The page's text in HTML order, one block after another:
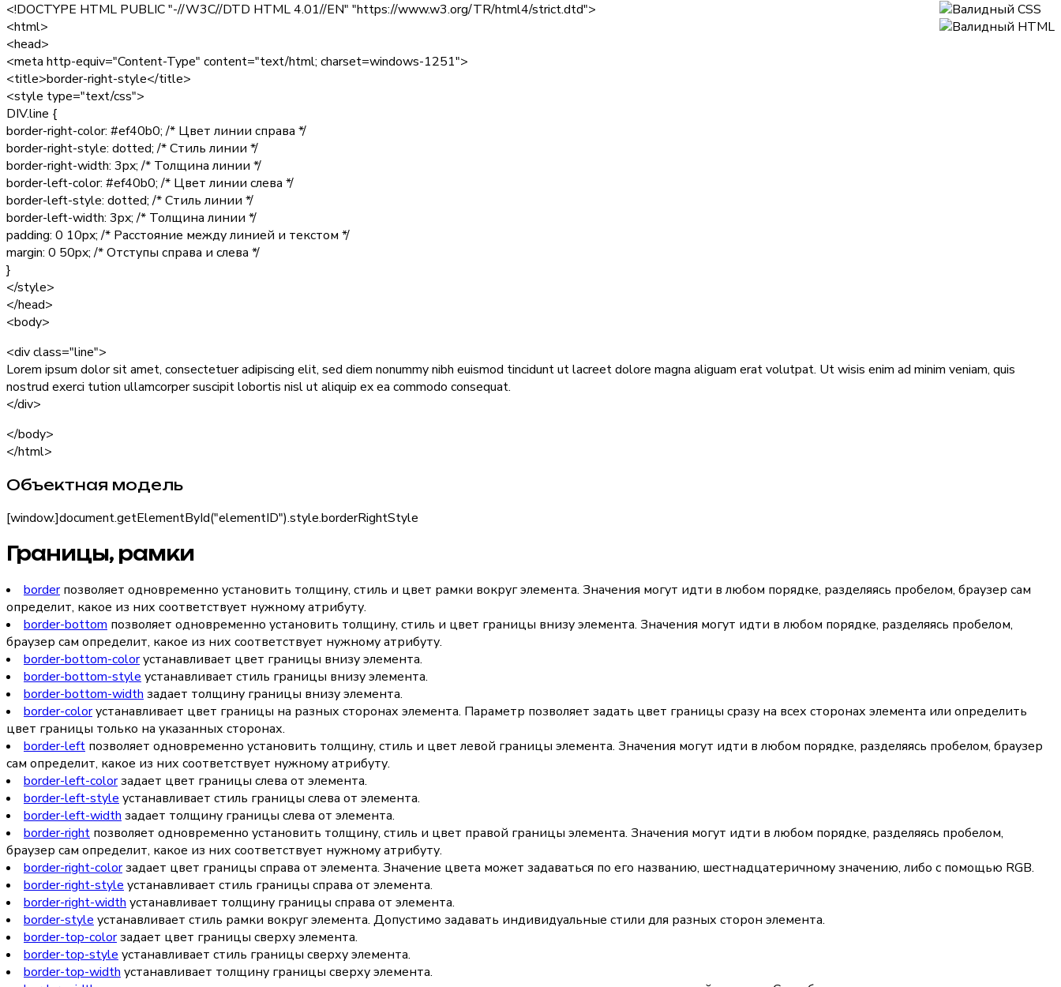
<!DOCTYPE HTML PUBLIC "-//W3C//DTD HTML 4.01//EN" "https://www.w3.org/TR/html4/strict.dtd">
<html>
<head>
<meta http-equiv="Content-Type" content="text/html; charset=windows-1251">
<title>border-right-style</title>
<style type="text/css">
DIV.line {
border-right-color: #ef40b0;/* Цвет линии справа */
border-right-style: dotted;/* Стиль линии */
border-right-width: 3px;/* Толщина линии */
border-left-color: #ef40b0;/* Цвет линии слева */
border-left-style: dotted;/* Стиль линии */
border-left-width: 3px;/* Толщина линии */
padding: 0 10px;/* Расстояние между линией и текстом */
margin: 0 50px;/* Отступы справа и слева */
}
</style>
</head>
<body>
<div class="line">
Lorem ipsum dolor sit amet, consectetuer adipiscing elit, sed diem nonummy nibh euismod tincidunt ut lacreet dolore magna aliguam erat volutpat. Ut wisis enim ad minim veniam, quis
nostrud exerci tution ullamcorper suscipit lobortis nisl ut aliquip ex ea commodo consequat.
</div>
</body>
</html>
Объектная модель
[window.]document.getElementById("elementID").style.borderRightStyle
Границы, рамки
borderпозволяет одновременно установить толщину, стиль и цвет рамки вокруг элемента. Значения могут идти в любом порядке, разделяясь пробелом, браузер сам
определит, какое из них соответствует нужному атрибуту.
border-bottom позволяет одновременно установить толщину, стиль и цвет границы внизу элемента. Значения могут идти в любом порядке, разделяясь пробелом,
браузер сам определит, какое из них соответствует нужному атрибуту.
border-bottom-colorустанавливает цвет границы внизу элемента.
border-bottom-style устанавливает стиль границы внизу элемента.
border-bottom-width задает толщину границы внизу элемента.
border-colorустанавливает цвет границы на разных сторонах элемента. Параметр позволяет задать цвет границы сразу на всех сторонах элемента или определить
цвет границы только на указанных сторонах.
border-left позволяет одновременно установить толщину, стиль и цвет левой границы элемента. Значения могут идти в любом порядке, разделяясь пробелом, браузер
сам определит, какое из них соответствует нужному атрибуту.
border-left-colorзадает цвет границы слева от элемента.
border-left-style устанавливает стиль границы слева от элемента.
border-left-width задает толщину границы слева от элемента.
border-right позволяет одновременно установить толщину, стиль и цвет правой границы элемента. Значения могут идти в любом порядке, разделяясь пробелом,
браузер сам определит, какое из них соответствует нужному атрибуту.
border-right-colorзадает цвет границы справа от элемента. Значение цвета может задаваться по его названию, шестнадцатеричному значению, либо с помощью RGB.
border-right-style устанавливает стиль границы справа от элемента.
border-right-width устанавливает толщину границы справа от элемента.
border-style устанавливает стиль рамки вокруг элемента. Допустимо задавать индивидуальные стили для разных сторон элемента.
border-top-colorзадает цвет границы сверху элемента.
border-top-style устанавливает стиль границы сверху элемента.
border-top-width устанавливает толщину границы сверху элемента.